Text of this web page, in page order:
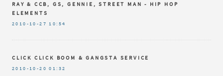
RAY & CCB, GS, GENNIE, STREET MAN - HIP HOP
ELEMENTS
2010-10-27 10:54
CLICK CLICK BOOM & GANGSTA SERVICE
2010-10-20 01:32